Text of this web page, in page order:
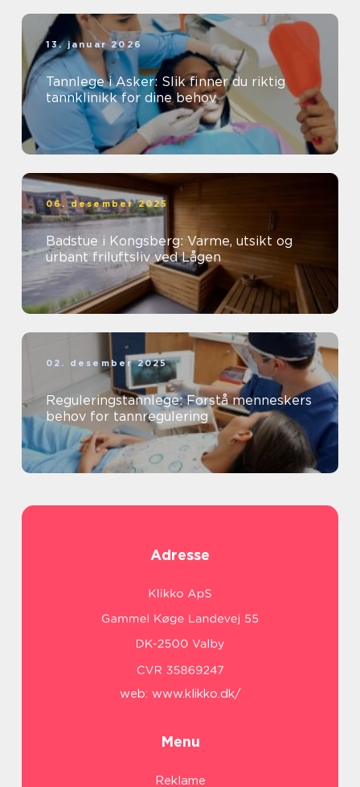
13. januar 2026
Tannlege i Asker: Slik finner du riktig
tannklinikk for dine behov
06. desember 2025
Badstue i Kongsberg: Varme, utsikt og
urbant friluftsliv ved Lågen
02. desember 2025
Reguleringstannlege: Forstå menneskers
behov for tannregulering
Adresse
web: www.klikko.dk/
Menu
Reklame